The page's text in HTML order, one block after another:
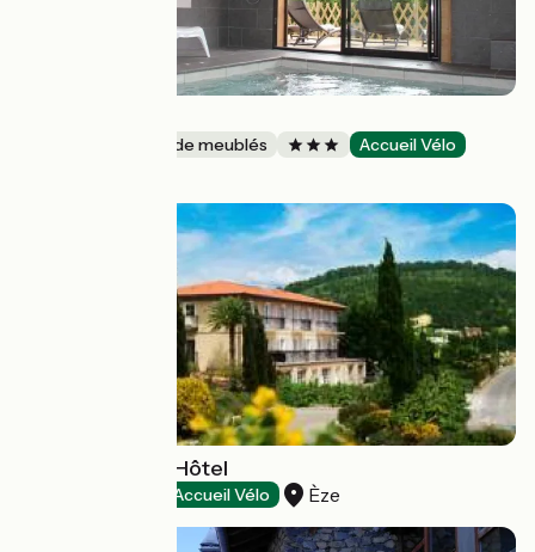
Gîtes et locations de meublés Accueil Vélo
Eze Hermitage Hôtel
Accueil Vélo Èze